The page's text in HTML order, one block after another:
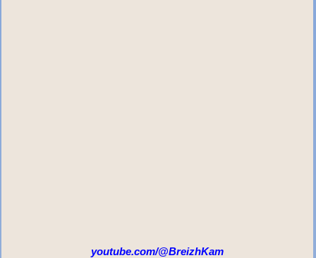
youtube.com/@BreizhKam